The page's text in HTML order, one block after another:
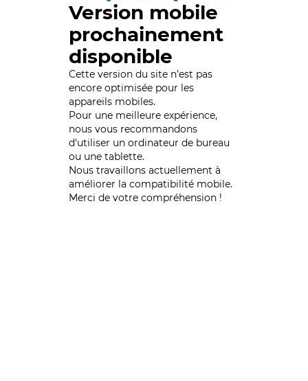
Version mobile
prochainement
disponible
Cette version du site n’est pas
encore optimisée pour les
appareils mobiles.
Pour une meilleure expérience,
nous vous recommandons
d'utiliser un ordinateur de bureau
ou une tablette.
Nous travaillons actuellement à
améliorer la compatibilité mobile.
Merci de votre compréhension !